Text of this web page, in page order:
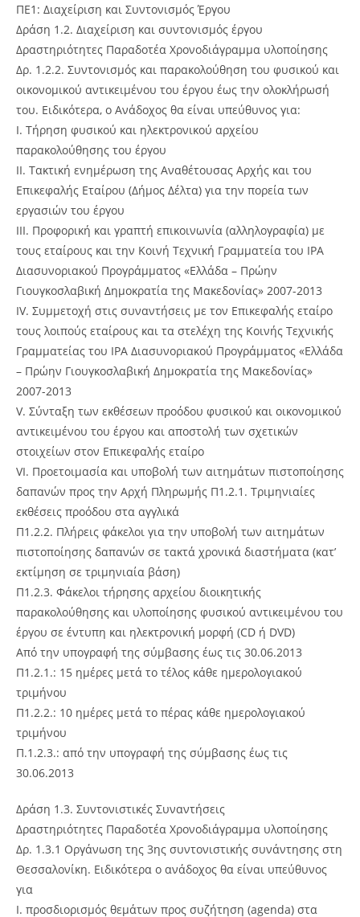
ΠΕ1: Διαχείριση και Συντονισμός Έργου
Δράση 1.2. Διαχείριση και συντονισμός έργου
Δραστηριότητες Παραδοτέα Χρονοδιάγραμμα υλοποίησης
Δρ. 1.2.2. Συντονισμός και παρακολούθηση του φυσικού και
οικονομικού αντικειμένου του έργου έως την ολοκλήρωσή
του. Ειδικότερα, ο Ανάδοχος θα είναι υπεύθυνος για:
I. Τήρηση φυσικού και ηλεκτρονικού αρχείου
παρακολούθησης του έργου
II. Τακτική ενημέρωση της Αναθέτουσας Αρχής και του
Επικεφαλής Εταίρου (Δήμος Δέλτα) για την πορεία των
εργασιών του έργου
III. Προφορική και γραπτή επικοινωνία (αλληλογραφία) με
τους εταίρους και την Κοινή Τεχνική Γραμματεία του IPA
Διασυνοριακού Προγράμματος «Ελλάδα – Πρώην
Γιουγκοσλαβική Δημοκρατία της Μακεδονίας» 2007-2013
IV. Συμμετοχή στις συναντήσεις με τον Επικεφαλής εταίρο
τους λοιπούς εταίρους και τα στελέχη της Κοινής Τεχνικής
Γραμματείας του IPA Διασυνοριακού Προγράμματος «Ελλάδα
– Πρώην Γιουγκοσλαβική Δημοκρατία της Μακεδονίας»
2007-2013
V. Σύνταξη των εκθέσεων προόδου φυσικού και οικονομικού
αντικειμένου του έργου και αποστολή των σχετικών
στοιχείων στον Επικεφαλής εταίρο
VI. Προετοιμασία και υποβολή των αιτημάτων πιστοποίησης
δαπανών προς την Αρχή Πληρωμής Π1.2.1. Τριμηνιαίες
εκθέσεις προόδου στα αγγλικά
Π1.2.2. Πλήρεις φάκελοι για την υποβολή των αιτημάτων
πιστοποίησης δαπανών σε τακτά χρονικά διαστήματα (κατ’
εκτίμηση σε τριμηνιαία βάση)
Π1.2.3. Φάκελοι τήρησης αρχείου διοικητικής
παρακολούθησης και υλοποίησης φυσικού αντικειμένου του
έργου σε έντυπη και ηλεκτρονική μορφή (CD ή DVD)
Από την υπογραφή της σύμβασης έως τις 30.06.2013
Π1.2.1.: 15 ημέρες μετά το τέλος κάθε ημερολογιακού
τριμήνου
Π1.2.2.: 10 ημέρες μετά το πέρας κάθε ημερολογιακού
τριμήνου
Π.1.2.3.: από την υπογραφή της σύμβασης έως τις
30.06.2013
Δράση 1.3. Συντονιστικές Συναντήσεις
Δραστηριότητες Παραδοτέα Χρονοδιάγραμμα υλοποίησης
Δρ. 1.3.1 Οργάνωση της 3ης συντονιστικής συνάντησης στη
Θεσσαλονίκη. Ειδικότερα ο ανάδοχος θα είναι υπεύθυνος
για
I. προσδιορισμός θεμάτων προς συζήτηση (agenda) στα